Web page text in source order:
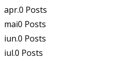
apr.0 Posts
mai0 Posts
iun.0 Posts
iul.0 Posts